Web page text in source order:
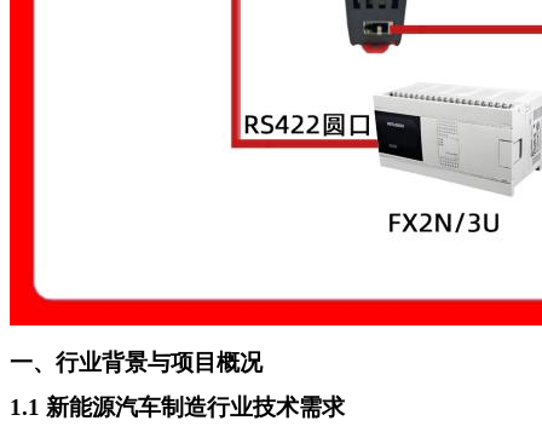
一、行业背景与项目概况
1.1 新能源汽车制造行业技术需求